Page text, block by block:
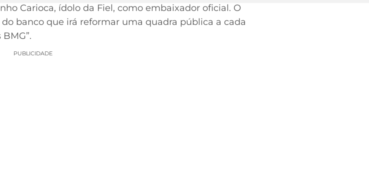
Carioca, ídolo da Fiel, como embaixador oficial. O
banco que irá reformar uma quadra pública a cada
PUBLICIDADE